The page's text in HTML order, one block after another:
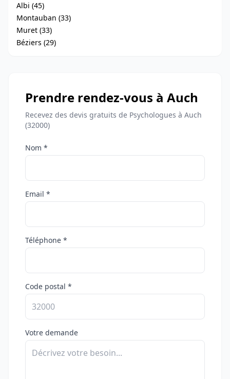
Albi (45)
Montauban (33)
Muret (33)
Béziers (29)
Prendre rendez-vous à Auch
Recevez des devis gratuits de Psychologues à Auch
(32000)
Nom *
Email *
Téléphone *
Code postal *
Votre demande